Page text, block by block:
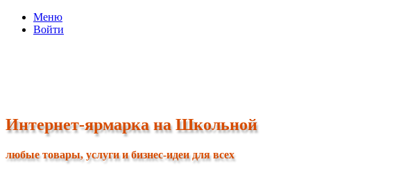
Меню
Войти
Интернет-ярмарка на Школьной
любые товары, услуги и бизнес-идеи для всех